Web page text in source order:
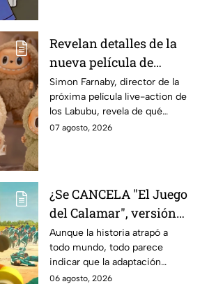
Revelan detalles de la
nueva película de
Labubu: de qué tratará
y cuándo se estrena
Simon Farnaby, director de la
próxima película live-action de
los Labubu, revela de qué
tratará la cinta. Aquí te
07 agosto, 2026
¿Se CANCELA "El Juego
del Calamar", versión
Estados Unidos? Esto
es lo que se sabe al
momento
Aunque la historia atrapó a
todo mundo, todo parece
indicar que la adaptación
podría ser cancelada:
06 agosto, 2026